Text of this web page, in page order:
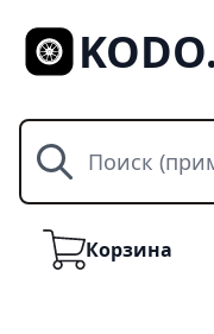
Поиск
КорзинаКорзина